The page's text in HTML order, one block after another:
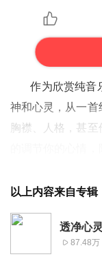
作为欣赏纯音乐
神和心灵，从一
胸襟、人格，甚
心扉，用你的灵魂
是值得收藏的百听
以上内容来自专辑
透净心
87.48万